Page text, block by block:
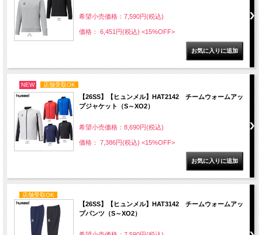
希望小売価格：7,590円(税込)
価格： 6,451円(税込) <15%OFF>
NEW 店舗受取OK
【26SS】【ヒュンメル】HAT2142 チームウォームアッ
プジャケット（S～XO2）
希望小売価格：8,690円(税込)
価格： 7,386円(税込) <15%OFF>
店舗受取OK
【26SS】【ヒュンメル】HAT3142 チームウォームアッ
プパンツ（S～XO2）